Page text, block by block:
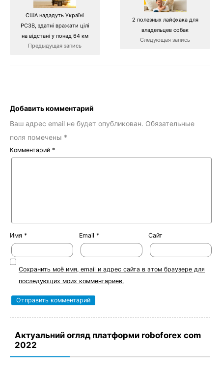
США нададуть Україні
РСЗВ, здатні вражати цілі
на відстані у понад 64 км
Предыдущая запись
2 полезных лайфхака для
владельцев собак
Следующая запись
Добавить комментарий
Ваш адрес email не будет опубликован. Обязательные
поля помечены *
Комментарий *
Имя * Email * Сайт
Сохранить моё имя, email и адрес сайта в этом браузере для
последующих моих комментариев.
Актуальний огляд платформи roboforex com
2022